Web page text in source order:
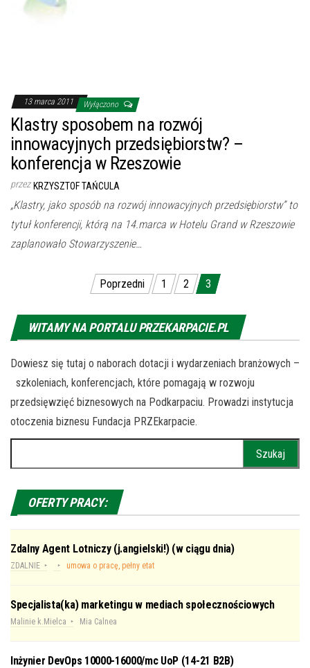
13 marca 2011 Wyłączono
Klastry sposobem na rozwój
innowacyjnych przedsiębiorstw? –
konferencja w Rzeszowie
przez KRZYSZTOF TAŃCULA
„Klastry, jako sposób na rozwój innowacyjnych przedsiębiorstw” to
tytuł konferencji, którą na 14.marca w Hotelu Grand w Rzeszowie
zaplanowało Stowarzyszenie…
Nawigacja po wpisach
Poprzedni 1 2 3
WITAMY NA PORTALU PRZEKARPACIE.PL
Dowiesz się tutaj o naborach dotacji i wydarzeniach branżowych –
szkoleniach, konferencjach, które pomagają w rozwoju
przedsięwzięć biznesowych na Podkarpaciu. Prowadzi instytucja
otoczenia biznesu Fundacja PRZEkarpacie.
OFERTY PRACY:
Zdalny Agent Lotniczy (j.angielski!) (w ciągu dnia)
ZDALNIE umowa o pracę, pełny etat
Specjalista(ka) marketingu w mediach społecznościowych
Malinie k.Mielca Mia Calnea
Inżynier DevOps 10000-16000/mc UoP (14-21 B2B)